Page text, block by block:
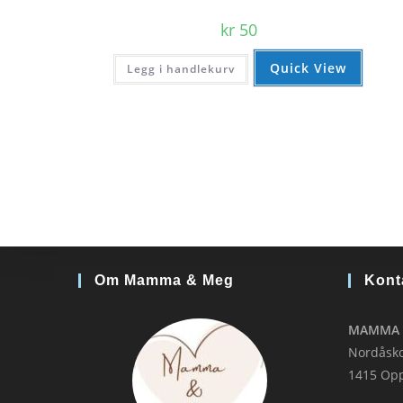
kr50
Legg i handlekurv Quick View
Om Mamma & Meg
MAMMA
1415